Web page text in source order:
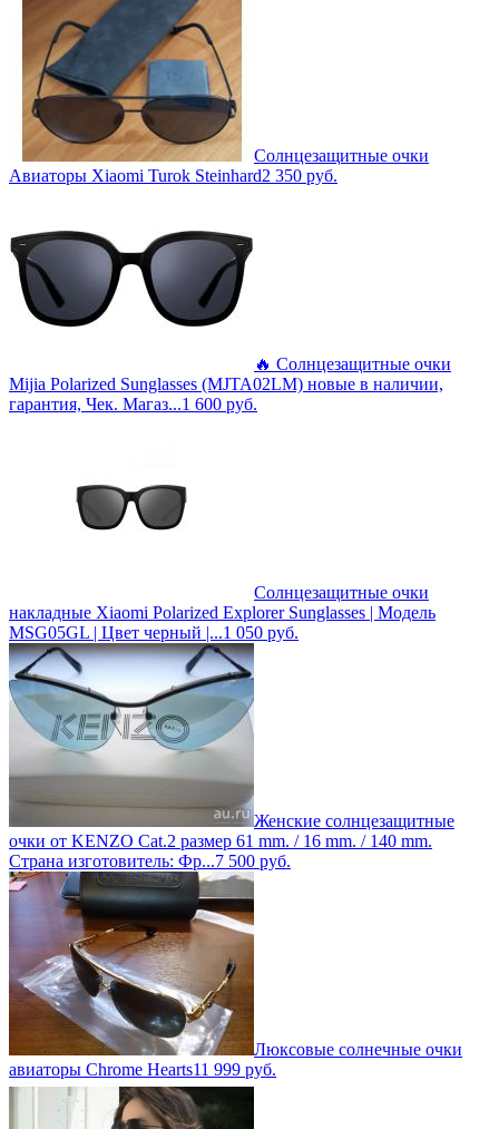
Солнцезащитные очки
Авиаторы Xiaomi Turok Steinhard2 350 руб.
🔥 Солнцезащитные очки
Mijia Polarized Sunglasses (MJTA02LM) новые в наличии,
гарантия, Чек. Магаз...1 600 руб.
Солнцезащитные очки
накладные Xiaomi Polarized Explorer Sunglasses | Модель
MSG05GL | Цвет черный |...1 050 руб.
Женские солнцезащитные
очки от KENZO Cat.2 размер 61 mm. / 16 mm. / 140 mm.
Страна изготовитель: Фр...7 500 руб.
Люксовые солнечные очки
авиаторы Chrome Hearts11 999 руб.